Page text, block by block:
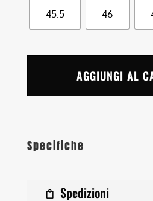
45.5 46
AGGIUNGI AL
Specifiche
Spedizioni